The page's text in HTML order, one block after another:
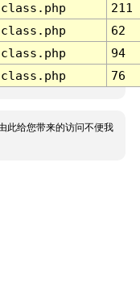
211
62
94
76
此给您带来的访问不便我